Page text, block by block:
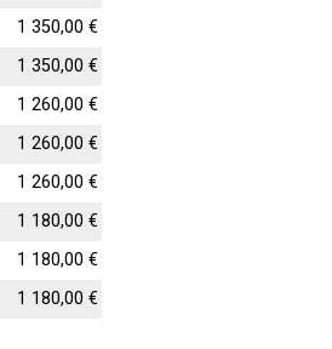
1 350,00 €
1 350,00 €
1 260,00 €
1 260,00 €
1 260,00 €
1 180,00 €
1 180,00 €
1 180,00 €